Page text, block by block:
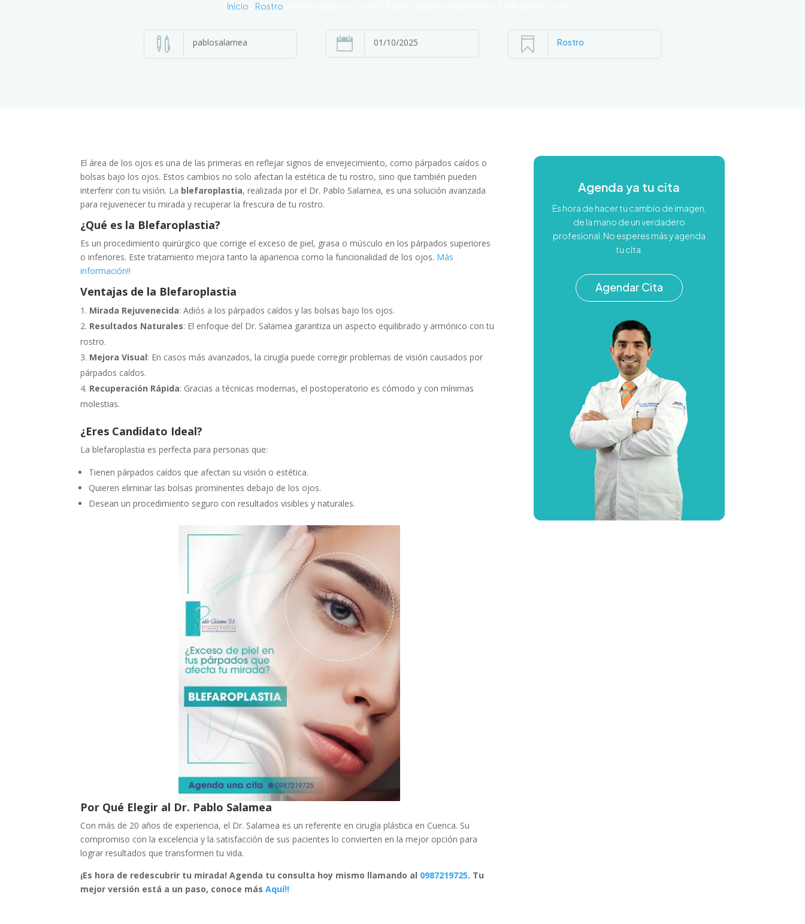
Inicio Rostro
 pablosalamea  01/10/2025  Rostro
El área de los ojos es una de las primeras en reflejar signos de envejecimiento, como párpados caídos o
bolsas bajo los ojos. Estos cambios no solo afectan la estética de tu rostro, sino que también pueden
interferir con tu visión. La blefaroplastia, realizada por el Dr. Pablo Salamea, es una solución avanzada
para rejuvenecer tu mirada y recuperar la frescura de tu rostro.
¿Qué es la Blefaroplastia?
Es un procedimiento quirúrgico que corrige el exceso de piel, grasa o músculo en los párpados superiores
o inferiores. Este tratamiento mejora tanto la apariencia como la funcionalidad de los ojos. Más
información!!
Ventajas de la Blefaroplastia
Mirada Rejuvenecida: Adiós a los párpados caídos y las bolsas bajo los ojos.
Resultados Naturales: El enfoque del Dr. Salamea garantiza un aspecto equilibrado y armónico con tu
rostro.
Mejora Visual: En casos más avanzados, la cirugía puede corregir problemas de visión causados por
párpados caídos.
Recuperación Rápida: Gracias a técnicas modernas, el postoperatorio es cómodo y con mínimas
molestias.
¿Eres Candidato Ideal?
La blefaroplastia es perfecta para personas que:
Tienen párpados caídos que afectan su visión o estética.
Quieren eliminar las bolsas prominentes debajo de los ojos.
Desean un procedimiento seguro con resultados visibles y naturales.
Por Qué Elegir al Dr. Pablo Salamea
Con más de 20 años de experiencia, el Dr. Salamea es un referente en cirugía plástica en Cuenca. Su
compromiso con la excelencia y la satisfacción de sus pacientes lo convierten en la mejor opción para
lograr resultados que transformen tu vida.
¡Es hora de redescubrir tu mirada! Agenda tu consulta hoy mismo llamando al 0987219725. Tu
mejor versión está a un paso, conoce másAquí!!
Agenda ya tu cita
Es hora de hacer tu cambio de imagen,
de la mano de un verdadero
profesional. No esperes más y agenda
tu cita.
Agendar Cita